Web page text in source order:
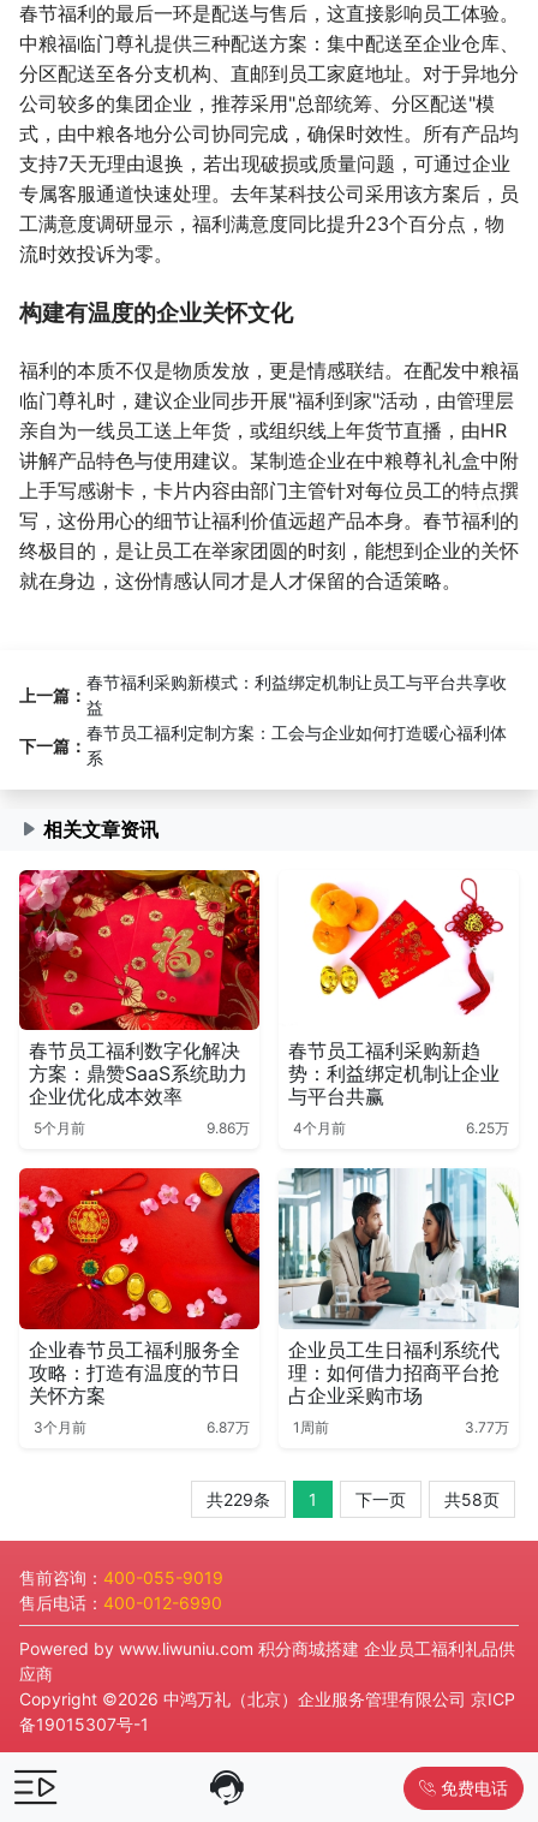
春节福利的最后一环是配送与售后，这直接影响员工体验。
中粮福临门尊礼提供三种配送方案：集中配送至企业仓库、
分区配送至各分支机构、直邮到员工家庭地址。对于异地分
公司较多的集团企业，推荐采用"总部统筹、分区配送"模
式，由中粮各地分公司协同完成，确保时效性。所有产品均
支持7天无理由退换，若出现破损或质量问题，可通过企业
专属客服通道快速处理。去年某科技公司采用该方案后，员
工满意度调研显示，福利满意度同比提升23个百分点，物
流时效投诉为零。
构建有温度的企业关怀文化
福利的本质不仅是物质发放，更是情感联结。在配发中粮福
临门尊礼时，建议企业同步开展"福利到家"活动，由管理层
亲自为一线员工送上年货，或组织线上年货节直播，由HR
讲解产品特色与使用建议。某制造企业在中粮尊礼礼盒中附
上手写感谢卡，卡片内容由部门主管针对每位员工的特点撰
写，这份用心的细节让福利价值远超产品本身。春节福利的
终极目的，是让员工在举家团圆的时刻，能想到企业的关怀
就在身边，这份情感认同才是人才保留的合适策略。
上一篇：
春节福利采购新模式：利益绑定机制让员工与平台共享收
益
下一篇：
春节员工福利定制方案：工会与企业如何打造暖心福利体
系
相关文章资讯
春节员工福利数字化解决
方案：鼎赞SaaS系统助力
企业优化成本效率
5个月前 9.86万
春节员工福利采购新趋
势：利益绑定机制让企业
与平台共赢
4个月前 6.25万
企业春节员工福利服务全
攻略：打造有温度的节日
关怀方案
3个月前 6.87万
企业员工生日福利系统代
理：如何借力招商平台抢
占企业采购市场
1周前 3.77万
共229条 1 下一页 共58页
售前咨询： 400-055-9019
售后电话： 400-012-6990
Powered by www.liwuniu.com 积分商城搭建 企业员工福利礼品供
应商
Copyright ©2026 中鸿万礼（北京）企业服务管理有限公司 京ICP
备19015307号-1
免费电话